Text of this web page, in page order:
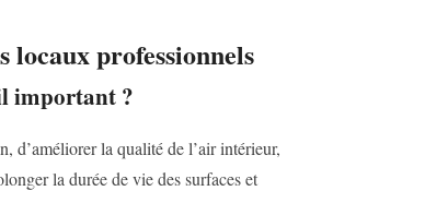
locaux professionnels
important ?
d’améliorer la qualité de l’air intérieur,
la durée de vie des surfaces et